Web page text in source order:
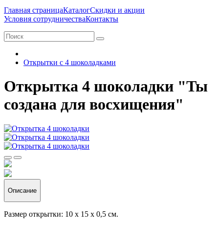
Главная страницаКаталогСкидки и акции
Условия сотрудничестваКонтакты
Открытки с 4 шоколадками
Открытка 4 шоколадки "Ты
создана для восхищения"
Описание
Размер открытки: 10 х 15 х 0,5 см.